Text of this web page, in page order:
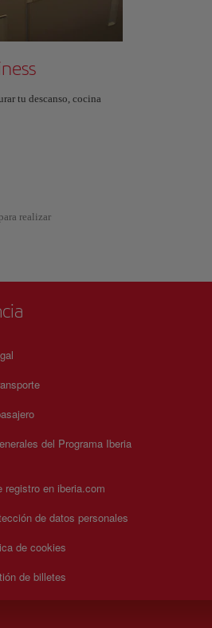
tu descanso, cocina
para realizar
del Programa Iberia
registro en iberia.com
de datos personales
de cookies
de billetes